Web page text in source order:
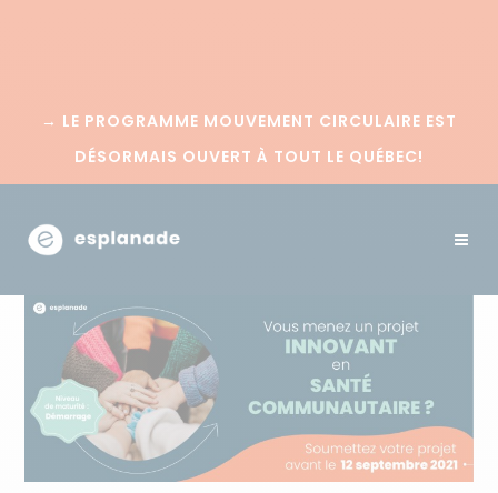
→ LE PROGRAMME MOUVEMENT CIRCULAIRE EST
DÉSORMAIS OUVERT À TOUT LE QUÉBEC!